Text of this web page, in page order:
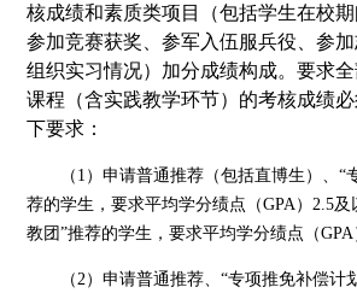
核成绩和素质类项目（包括学生在校期
参加竞赛获奖、参军入伍服兵役、参
组织实习情况）加分成绩构成。要求
课程（含实践教学环节）的考核成绩
下要求：
（ 1）申请普通推荐（包括直博生）、“
荐的学生，要求平均学分绩点（GPA）2.5及
教团”推荐的学生，要求平均学分绩点（GPA
（ 2）申请普通推荐、“专项推免补偿计